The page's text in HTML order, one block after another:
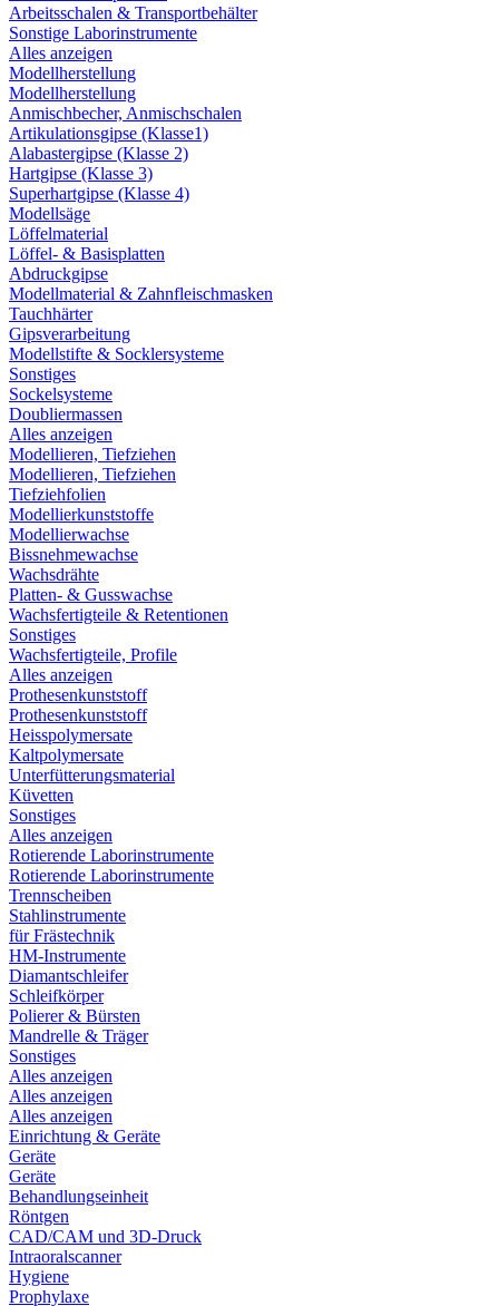
Arbeitsschalen & Transportbehälter
Sonstige Laborinstrumente
Alles anzeigen
Modellherstellung
Modellherstellung
Anmischbecher, Anmischschalen
Artikulationsgipse (Klasse1)
Alabastergipse (Klasse 2)
Hartgipse (Klasse 3)
Superhartgipse (Klasse 4)
Modellsäge
Löffelmaterial
Löffel- & Basisplatten
Abdruckgipse
Modellmaterial & Zahnfleischmasken
Tauchhärter
Gipsverarbeitung
Modellstifte & Socklersysteme
Sonstiges
Sockelsysteme
Doubliermassen
Alles anzeigen
Modellieren, Tiefziehen
Modellieren, Tiefziehen
Tiefziehfolien
Modellierkunststoffe
Modellierwachse
Bissnehmewachse
Wachsdrähte
Platten- & Gusswachse
Wachsfertigteile & Retentionen
Sonstiges
Wachsfertigteile, Profile
Alles anzeigen
Prothesenkunststoff
Prothesenkunststoff
Heisspolymersate
Kaltpolymersate
Unterfütterungsmaterial
Küvetten
Sonstiges
Alles anzeigen
Rotierende Laborinstrumente
Rotierende Laborinstrumente
Trennscheiben
Stahlinstrumente
für Frästechnik
HM-Instrumente
Diamantschleifer
Schleifkörper
Polierer & Bürsten
Mandrelle & Träger
Sonstiges
Alles anzeigen
Alles anzeigen
Alles anzeigen
Einrichtung & Geräte
Geräte
Geräte
Behandlungseinheit
Röntgen
CAD/CAM und 3D-Druck
Intraoralscanner
Hygiene
Prophylaxe